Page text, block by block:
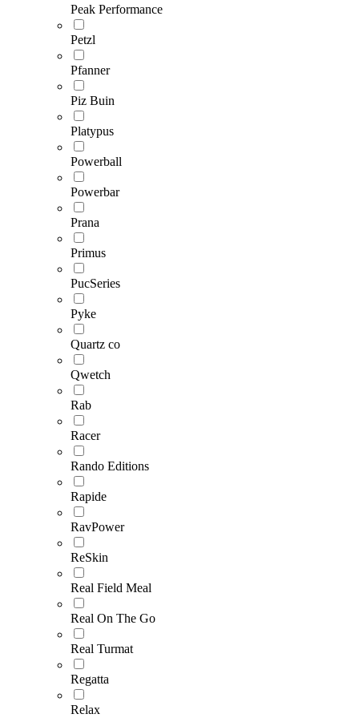
Peak Performance
Petzl
Pfanner
Piz Buin
Platypus
Powerball
Powerbar
Prana
Primus
PucSeries
Pyke
Quartz co
Qwetch
Rab
Racer
Rando Editions
Rapide
RavPower
ReSkin
Real Field Meal
Real On The Go
Real Turmat
Regatta
Relax